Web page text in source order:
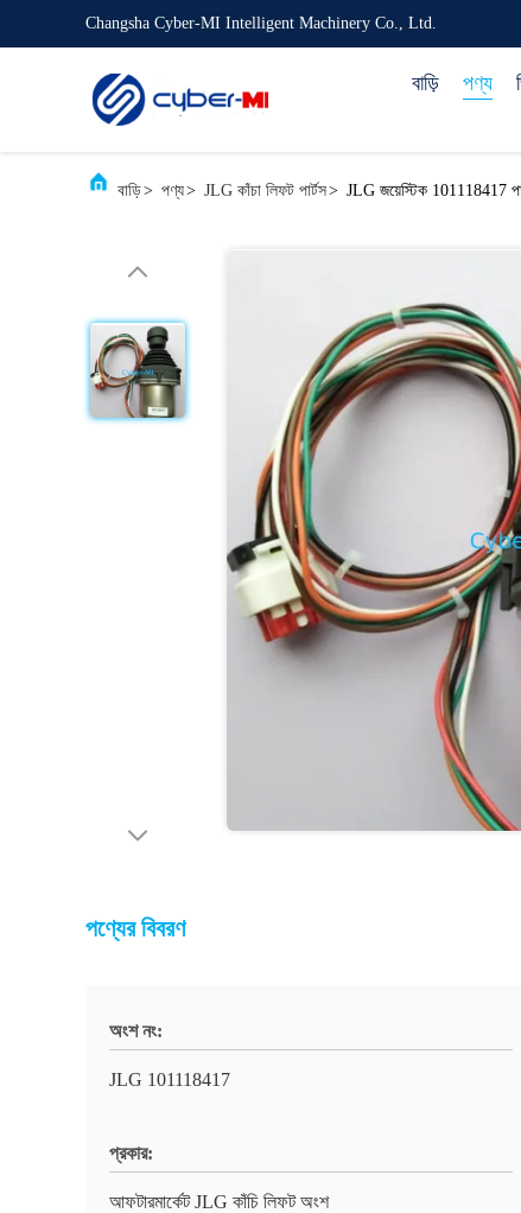
Changsha Cyber-MI Intelligent Machinery Co., Ltd.
বাড়ি পণ্য
বাড়ি> পণ্য> JLG কাঁচা লিফট পার্টস> JLG জয়েস্টিক 101118417
পণ্যের বিবরণ
অংশ নং:
JLG 101118417
প্রকার:
আফটারমার্কেট JLG কাঁচি লিফট অংশ